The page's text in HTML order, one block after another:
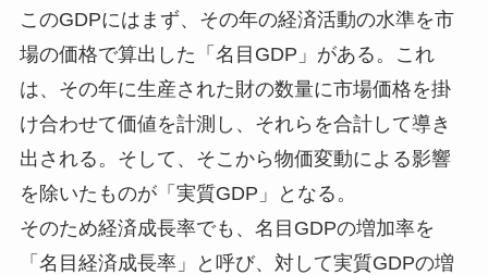
このGDPにはまず、その年の経済活動の水準を市
場の価格で算出した「名目GDP」がある。これ
は、その年に生産された財の数量に市場価格を掛
け合わせて価値を計測し、それらを合計して導き
出される。そして、そこから物価変動による影響
を除いたものが「実質GDP」となる。
そのため経済成長率でも、名目GDPの増加率を
「名目経済成長率」と呼び、対して実質GDPの増